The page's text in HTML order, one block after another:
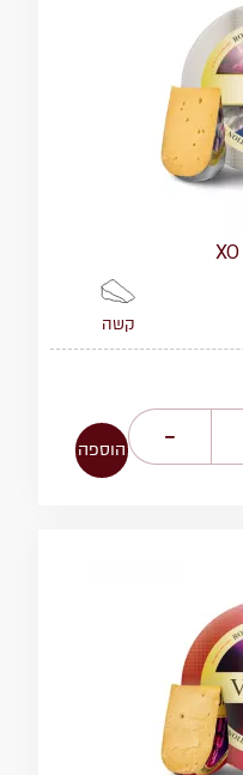
קשה
הוספה